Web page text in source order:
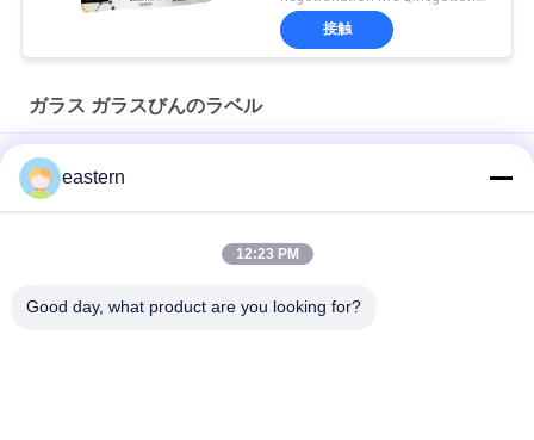
接触
ガラス ガラスびんのラベル
ソマトロピン HG 176-191 2mlx10 ラベル付きガラスバイアル
フルセットのPaer Instrutionが付いているトレンアセテートバ
eastern
12:23 PM
Good day, what product are you looking for?